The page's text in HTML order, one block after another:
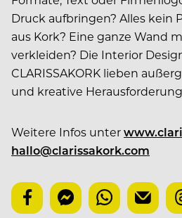
Druck aufbringen? Alles kein
aus Kork? Eine ganze Wand
verkleiden? Die Interior
CLARISSAKORK lieben
und kreative
Weitere Infos unter
hallo@clarissakork.com